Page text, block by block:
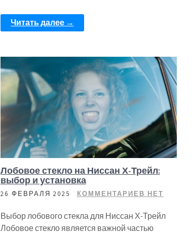
Читать далее →
Лобовое стекло на Ниссан Х-Трейл:
выбор и установка
26 ФЕВРАЛЯ 2025 КОММЕНТАРИЕВ НЕТ
Выбор лобового стекла для Ниссан Х-Трейл
Лобовое стекло является важной частью